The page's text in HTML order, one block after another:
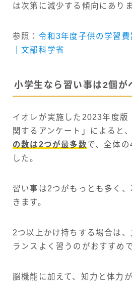
は次第に減少する傾向にありま
参照： 令和3年度子供の学習
｜文部科学省
小学生なら習い事は2個が
イオレが実施した2023年度版
関するアンケート」によると、
の数は2つが最多数で、全体
した。
習い事は2つがもっとも多く
きます。
2つ以上かけ持ちする場合は
ランスよく習うのがおすすめで
脳機能に加えて、知力と体力